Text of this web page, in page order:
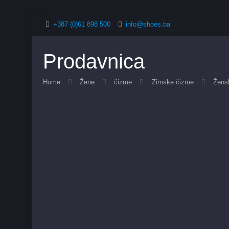
+387 (0)61 898 500 info@shoes.ba
Prodavnica
Home Žene čizme Zimske čizme